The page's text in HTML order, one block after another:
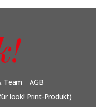
Team
AGB
look! Print-Produkt)